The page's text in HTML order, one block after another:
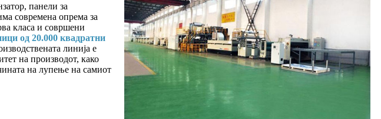
панели за
современа опрема за
класа и совршени
од 20.000 квадратни
линија е
на производот, како
на лупење на самиот